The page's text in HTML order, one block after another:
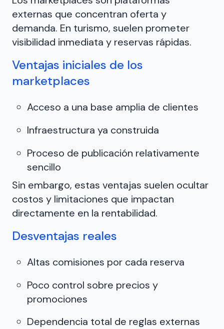
externas que concentran oferta y
demanda. En turismo, suelen prometer
visibilidad inmediata y reservas rápidas.
Ventajas iniciales de los
marketplaces
Acceso a una base amplia de clientes
Infraestructura ya construida
Proceso de publicación relativamente
sencillo
Sin embargo, estas ventajas suelen ocultar
costos y limitaciones que impactan
directamente en la rentabilidad.
Desventajas reales
Altas comisiones por cada reserva
Poco control sobre precios y
promociones
Dependencia total de reglas externas